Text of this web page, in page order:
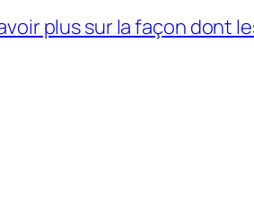
plus sur la façon dont